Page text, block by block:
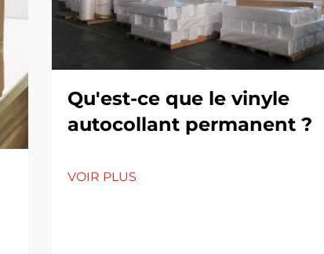
Qu'est-ce que le vinyle
autocollant permanent ?
VOIR PLUS